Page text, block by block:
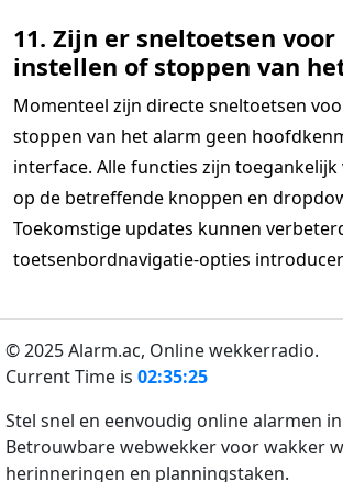
11. Zijn er sneltoetsen
instellen of stoppen van
Momenteel zijn directe sneltoetsen
stoppen van het alarm geen
interface. Alle functies zijn
op de betreffende knoppen en
Toekomstige updates kunnen
toetsenbordnavigatie-opties
© 2025 Alarm.ac, Online wekkerradio.
Current Time is 02:35:25
Stel snel en eenvoudig online alarmen
Betrouwbare webwekker voor wakker
herinneringen en planningstaken.